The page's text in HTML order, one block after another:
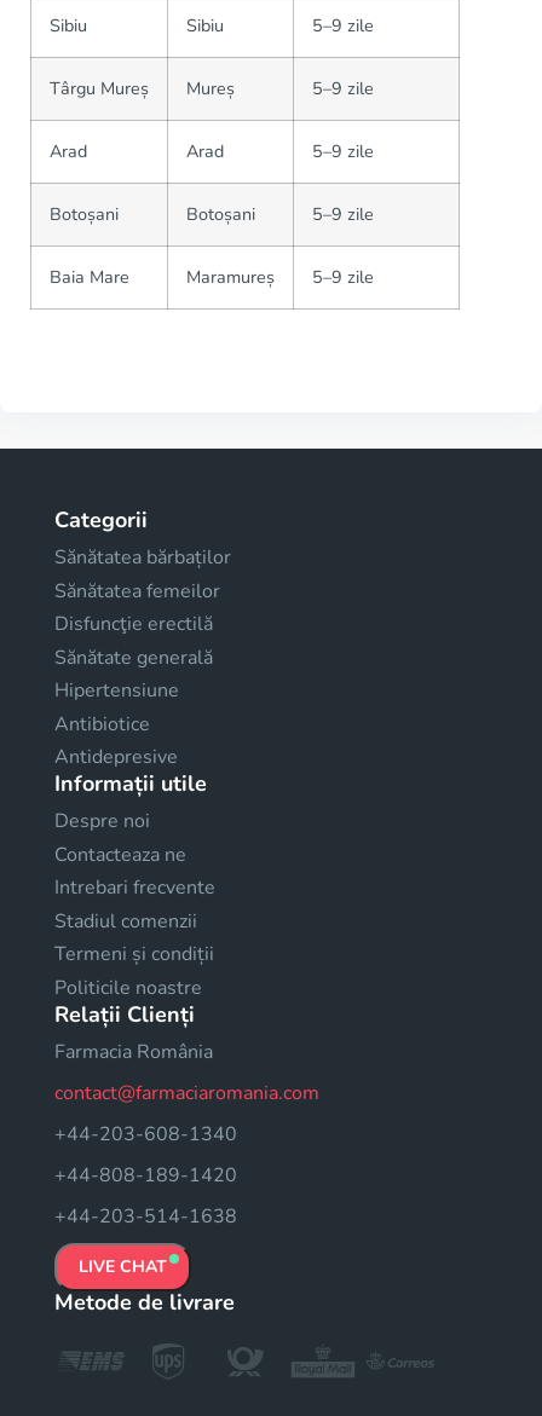
Sibiu Sibiu 5–9 zile
Târgu Mureș Mureș 5–9 zile
Arad Arad 5–9 zile
Botoșani Botoșani 5–9 zile
Baia Mare Maramureș 5–9 zile
Categorii
Sănătatea bărbaților
Sănătatea femeilor
Disfuncţie erectilă
Sănătate generală
Hipertensiune
Antibiotice
Antidepresive
Informații utile
Despre noi
Contacteaza ne
Intrebari frecvente
Stadiul comenzii
Termeni și condiții
Politicile noastre
Relații Clienți
Farmacia România
contact@farmaciaromania.com
+44-203-608-1340
+44-808-189-1420
+44-203-514-1638
LIVE CHAT
Metode de livrare